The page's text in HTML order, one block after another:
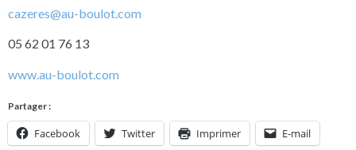
cazeres@au-boulot.com
05 62 01 76 13
www.au-boulot.com
Partager :
Facebook Twitter Imprimer E-mail